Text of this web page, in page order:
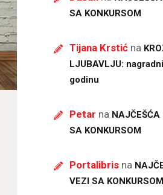
SA KONKURSOM
Tijana Krstić na
LJUBAVLJU:
godinu
Petar na
SA KONKURSOM
Portalibris na
VEZI SA KONKURSOM